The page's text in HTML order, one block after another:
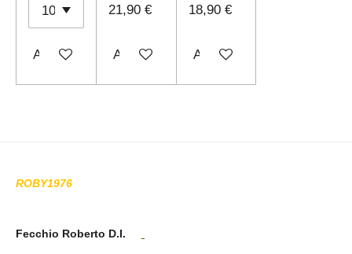
Aggiungi al carrello
21,90 €
Aggiungi al carrello
18,90 €
Aggiungi al carrello
ROBY1976
Fecchio Roberto D.I.